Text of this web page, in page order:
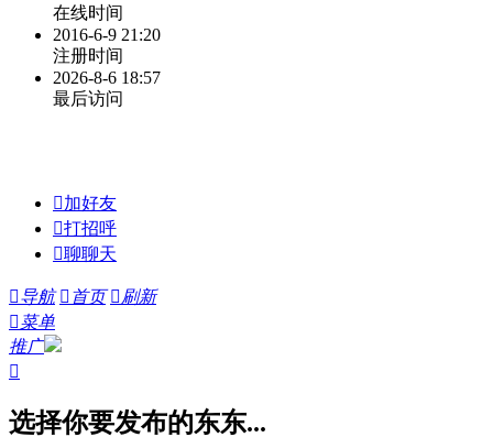
在线时间
2016-6-9 21:20
注册时间
2026-8-6 18:57
最后访问
加好友
打招呼
聊聊天
导航  首页 刷新
菜单
推广

选择你要发布的东东...